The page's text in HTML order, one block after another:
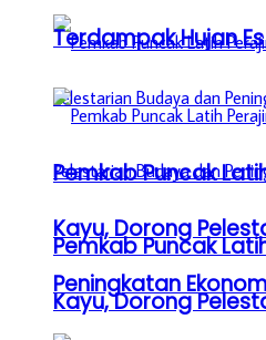
Pemkab Puncak
Kayu, Dorong
Peningkatan
Terdampak Hujan
Pemkab Puncak
Kayu, Dorong